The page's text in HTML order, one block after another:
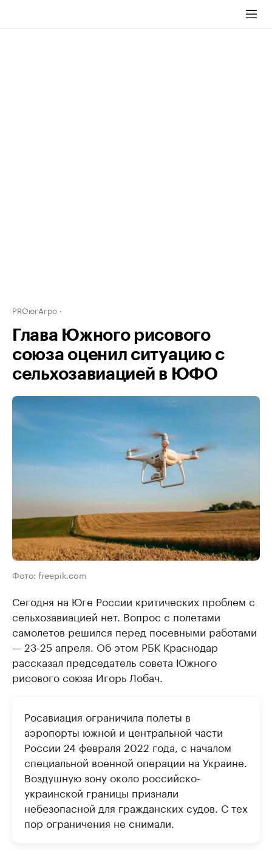
PROюгАгро
Глава Южного рисового
союза оценил ситуацию с
сельхозавиацией в ЮФО
Фото: freepik.com
Сегодня на Юге России критических проблем с
сельхозавиацией нет. Вопрос с полетами
самолетов решился перед посевными работами
— 23-25 апреля. Об этом РБК Краснодар
рассказал председатель совета Южного
рисового союза Игорь Лобач.
Росавиация ограничила полеты в
аэропорты южной и центральной части
России 24 февраля 2022 года, с началом
специальной военной операции на Украине.
Воздушную зону около российско-
украинской границы признали
небезопасной для гражданских судов. С тех
пор ограничения не снимали.